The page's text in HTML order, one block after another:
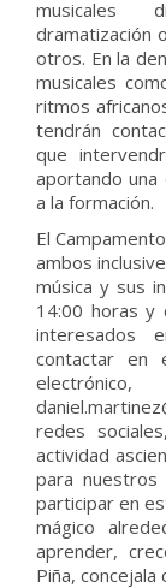
musicales
dramatización
otros. En la
musicales
ritmos
tendrán
que
aportando una
a la formación.
El
ambos
música y sus
14:00 horas y
interesados
contactar en
redes
actividad
para nuestros
participar en
mágico
aprender,
Piña, concejala